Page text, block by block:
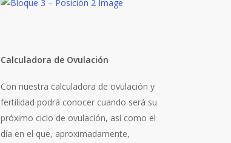
Calculadora de Ovulación
Con nuestra calculadora de ovulación y
fertilidad podrá conocer cuando será su
próximo ciclo de ovulación, así como el
día en el que, aproximadamente,